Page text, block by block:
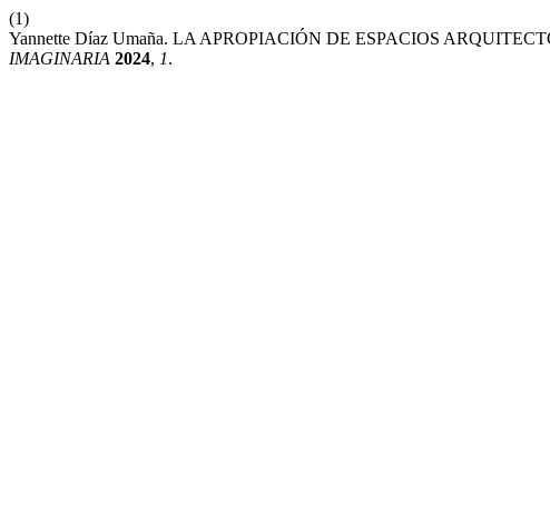
(1)
Yannette Díaz Umaña. LA APROPIACIÓN DE ESPACIOS
IMAGINARIA 2024, 1.